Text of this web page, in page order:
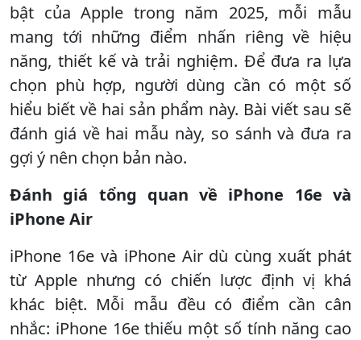
bật của Apple trong năm 2025, mỗi mẫu
mang tới những điểm nhấn riêng về hiệu
năng, thiết kế và trải nghiệm. Để đưa ra lựa
chọn phù hợp, người dùng cần có một số
hiểu biết về hai sản phẩm này. Bài viết sau sẽ
đánh giá về hai mẫu này, so sánh và đưa ra
gợi ý nên chọn bản nào.
Đánh giá tổng quan về iPhone 16e và
iPhone Air
iPhone 16e và iPhone Air dù cùng xuất phát
từ Apple nhưng có chiến lược định vị khá
khác biệt. Mỗi mẫu đều có điểm cần cân
nhắc: iPhone 16e thiếu một số tính năng cao